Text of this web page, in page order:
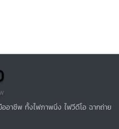
อาชีพ ทั้งไฟภาพนิ่ง ไฟวีดีโอ ฉากถ่าย